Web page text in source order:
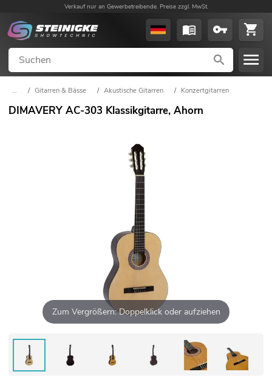
Verkauf nur an Gewerbetreibende. Preise zzgl. MwSt.
... / Gitarren & Bässe / Akustische Gitarren / Konzertgitarren
DIMAVERY AC-303 Klassikgitarre, Ahorn
Zum Vergrößern: Doppelklick oder aufziehen